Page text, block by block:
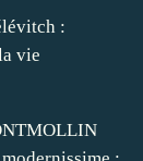
:
vie